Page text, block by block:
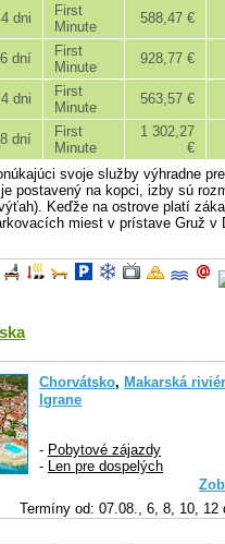
4 dni
First
Minute
588,47 €
6 dní
First
Minute
928,77 €
4 dni
First
Minute
563,57 €
8 dní
First
Minute
1 302,27
€
svoje služby výhradne
postavený na kopci, izby sú
Keďže na ostrove platí
miest v prístave Gruž v
Chorvátsko, Makarská
Igrane
- Pobytové zájazdy
- Len pre dospelých
Termíny od: 07.08., 6, 8, 10, 12